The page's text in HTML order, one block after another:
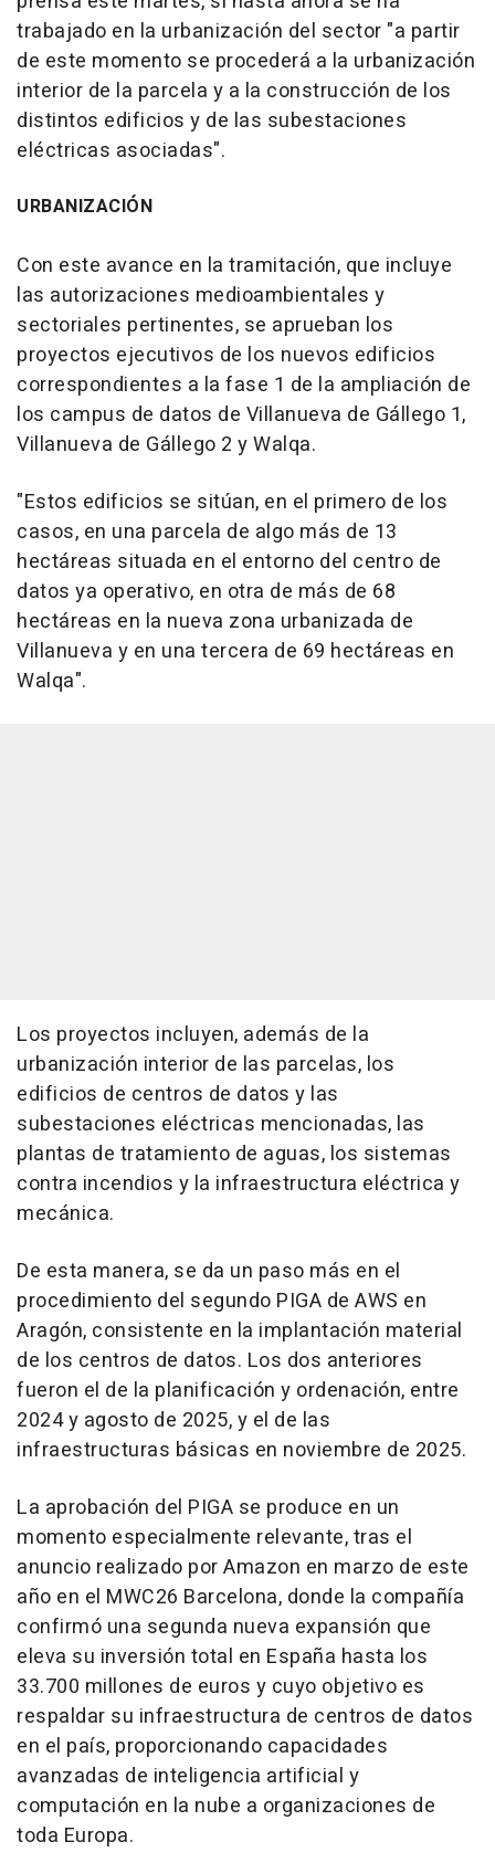
trabajado en la urbanización del sector "a partir
de este momento se procederá a la urbanización
interior de la parcela y a la construcción de los
distintos edificios y de las subestaciones
eléctricas asociadas".
URBANIZACIÓN
Con este avance en la tramitación, que incluye
las autorizaciones medioambientales y
sectoriales pertinentes, se aprueban los
proyectos ejecutivos de los nuevos edificios
correspondientes a la fase 1 de la ampliación de
los campus de datos de Villanueva de Gállego 1,
Villanueva de Gállego 2 y Walqa.
"Estos edificios se sitúan, en el primero de los
casos, en una parcela de algo más de 13
hectáreas situada en el entorno del centro de
datos ya operativo, en otra de más de 68
hectáreas en la nueva zona urbanizada de
Villanueva y en una tercera de 69 hectáreas en
Walqa".
Los proyectos incluyen, además de la
urbanización interior de las parcelas, los
edificios de centros de datos y las
subestaciones eléctricas mencionadas, las
plantas de tratamiento de aguas, los sistemas
contra incendios y la infraestructura eléctrica y
mecánica.
De esta manera, se da un paso más en el
procedimiento del segundo PIGA de AWS en
Aragón, consistente en la implantación material
de los centros de datos. Los dos anteriores
fueron el de la planificación y ordenación, entre
2024 y agosto de 2025, y el de las
infraestructuras básicas en noviembre de 2025.
La aprobación del PIGA se produce en un
momento especialmente relevante, tras el
anuncio realizado por Amazon en marzo de este
año en el MWC26 Barcelona, donde la compañía
confirmó una segunda nueva expansión que
eleva su inversión total en España hasta los
33.700 millones de euros y cuyo objetivo es
respaldar su infraestructura de centros de datos
en el país, proporcionando capacidades
avanzadas de inteligencia artificial y
computación en la nube a organizaciones de
toda Europa.